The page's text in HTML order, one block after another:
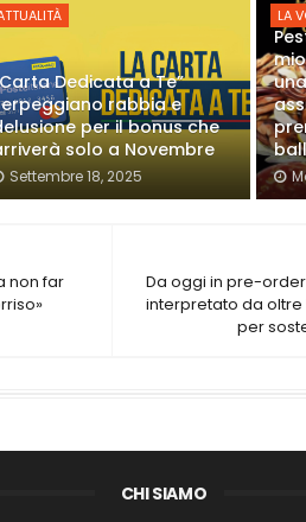
Dedicata a Te”
rabbia e
per il bonus che
solo a Novembre
Settembre 18, 2025
LA
La
Da oggi in pre-order
interpretato da oltre
per
non far
CHI SIAMO